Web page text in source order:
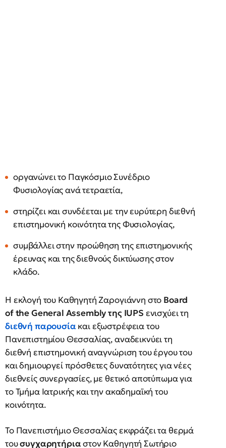
οργανώνει το Παγκόσμιο Συνέδριο
Φυσιολογίας ανά τετραετία,
στηρίζει και συνδέεται με την ευρύτερη διεθνή
επιστημονική κοινότητα της Φυσιολογίας,
συμβάλλει στην προώθηση της επιστημονικής
έρευνας και της διεθνούς δικτύωσης στον
κλάδο.
Η εκλογή του Καθηγητή Ζαρογιάννη στο Board
of the General Assembly της IUPS ενισχύει τη
διεθνή παρουσία και εξωστρέφεια του
Πανεπιστημίου Θεσσαλίας, αναδεικνύει τη
διεθνή επιστημονική αναγνώριση του έργου του
και δημιουργεί πρόσθετες δυνατότητες για νέες
διεθνείς συνεργασίες, με θετικό αποτύπωμα για
το Τμήμα Ιατρικής και την ακαδημαϊκή του
κοινότητα.
Το Πανεπιστήμιο Θεσσαλίας εκφράζει τα θερμά
τουσυγχαρητήριαστον Καθηγητή Σωτήριο